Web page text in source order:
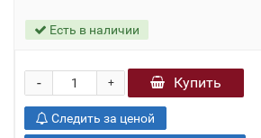
Есть в наличии
+
- Купить
Следить за ценой